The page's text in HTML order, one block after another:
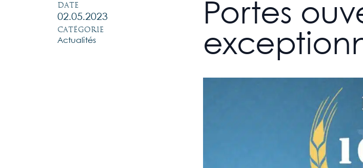
Date
02.05.2023
Catégorie
Actualités
Portes